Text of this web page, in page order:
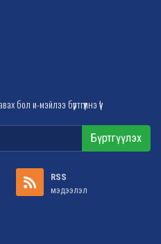
бол и-мэйлээ бүртгүүлнэ үү!
Бүртгүүлэх
RSS
мэдээлэл